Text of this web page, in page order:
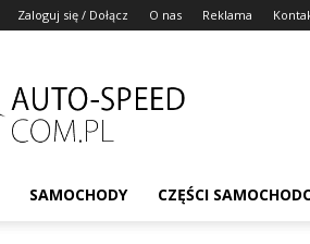
Zaloguj się / Dołącz O nas Reklama
SAMOCHODY CZĘŚCI